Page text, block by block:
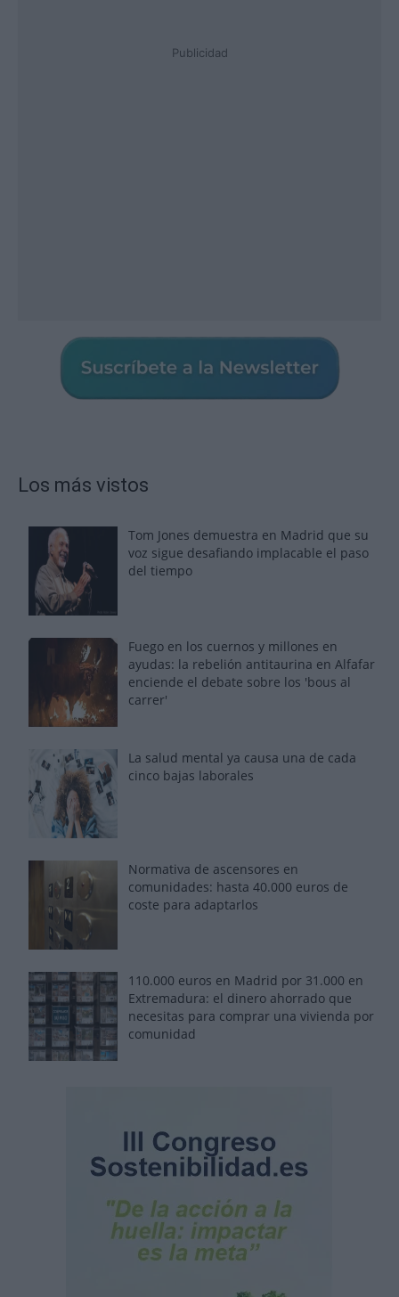
Publicidad
Los más vistos
Tom Jones demuestra en Madrid que su
voz sigue desafiando implacable el paso
del tiempo
Fuego en los cuernos y millones en
ayudas: la rebelión antitaurina en Alfafar
enciende el debate sobre los 'bous al
carrer'
La salud mental ya causa una de cada
cinco bajas laborales
Normativa de ascensores en
comunidades: hasta 40.000 euros de
coste para adaptarlos
110.000 euros en Madrid por 31.000 en
Extremadura: el dinero ahorrado que
necesitas para comprar una vivienda por
comunidad